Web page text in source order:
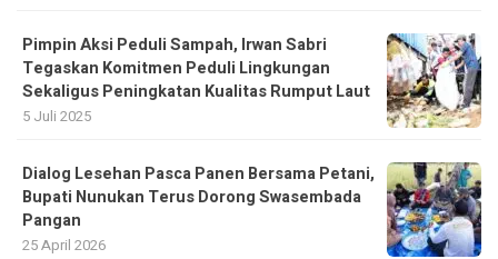
Pimpin Aksi Peduli Sampah, Irwan Sabri
Tegaskan Komitmen Peduli Lingkungan
Sekaligus Peningkatan Kualitas Rumput Laut
5 Juli 2025
Dialog Lesehan Pasca Panen Bersama Petani,
Bupati Nunukan Terus Dorong Swasembada
Pangan
25 April 2026